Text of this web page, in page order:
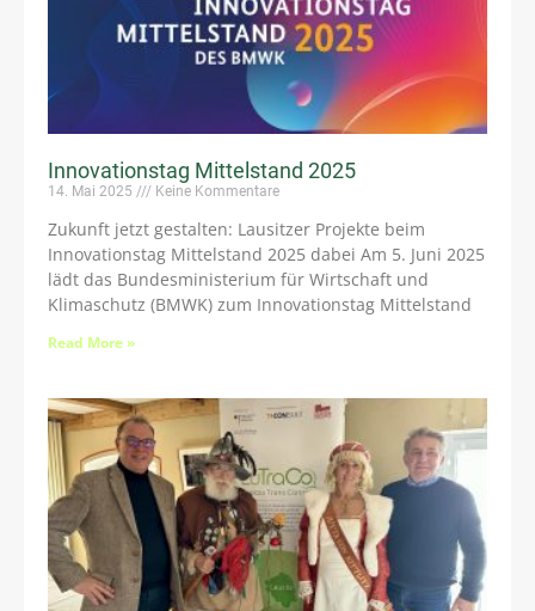
Innovationstag Mittelstand 2025
14. Mai 2025 Keine Kommentare
Zukunft jetzt gestalten: Lausitzer Projekte beim
Innovationstag Mittelstand 2025 dabei Am 5. Juni 2025
lädt das Bundesministerium für Wirtschaft und
Klimaschutz (BMWK) zum Innovationstag Mittelstand
Read More »